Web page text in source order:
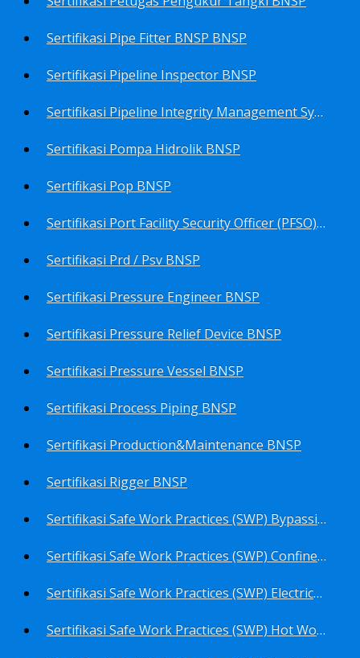
Sertifikasi Pipe Fitter BNSP BNSP
Sertifikasi Pipeline Inspector BNSP
Sertifikasi Pipeline Integrity Management System (Pims) BNSP
Sertifikasi Pompa Hidrolik BNSP
Sertifikasi Pop BNSP
Sertifikasi Port Facility Security Officer (PFSO) BNSP
Sertifikasi Prd / Psv BNSP
Sertifikasi Pressure Engineer BNSP
Sertifikasi Pressure Relief Device BNSP
Sertifikasi Pressure Vessel BNSP
Sertifikasi Process Piping BNSP
Sertifikasi Production&Maintenance BNSP
Sertifikasi Rigger BNSP
Sertifikasi Safe Work Practices (SWP) Bypassing Critical Protection BNSP
Sertifikasi Safe Work Practices (SWP) Confined Space Entry BNSP
Sertifikasi Safe Work Practices (SWP) Electrical Safe Work BNSP
Sertifikasi Safe Work Practices (SWP) Hot Work BNSP